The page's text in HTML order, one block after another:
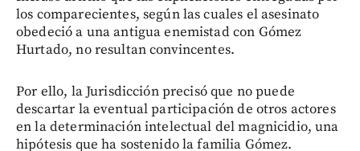
los comparecientes, según las cuales el asesinato
obedeció a una antigua enemistad con Gómez
Hurtado, no resultan convincentes.
Por ello, la Jurisdicción precisó que no puede
descartar la eventual participación de otros actores
en la determinación intelectual del magnicidio, una
hipótesis que ha sostenido la familia Gómez.